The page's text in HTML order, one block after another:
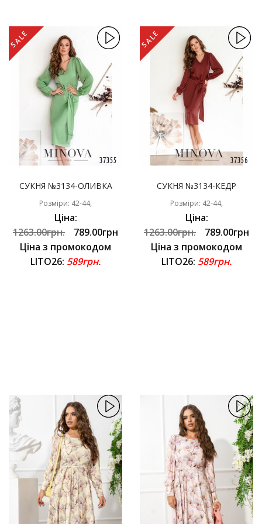
SALE
СУКНЯ №3134-ОЛИВКА
Розміри: 42-44,
Ціна:
1263.00грн.
789.00грн
Ціна з промокодом
LITO26: 589грн.
SALE
СУКНЯ №3134-КЕДР
Розміри: 42-44,
Ціна:
1263.00грн.
789.00грн
Ціна з промокодом
LITO26: 589грн.